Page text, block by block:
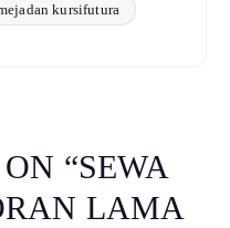
kursifutura
“SEWA
LAMA